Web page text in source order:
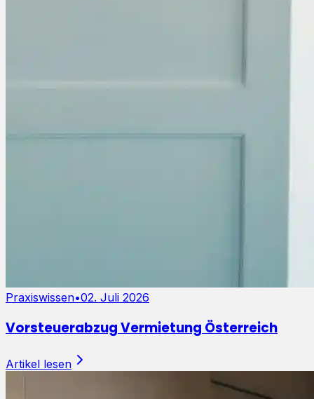
Praxiswissen•02. Juli 2026
Vorsteuerabzug Vermietung Österreich
Artikel lesen